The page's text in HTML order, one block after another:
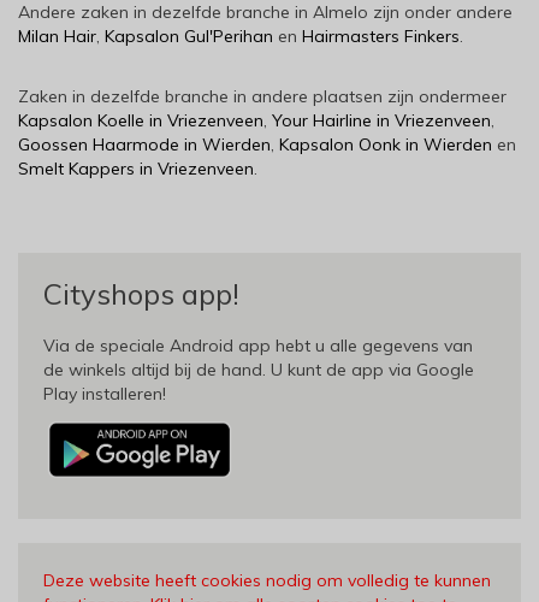
Andere zaken in dezelfde branche in Almelo zijn onder andere
Milan Hair, Kapsalon Gul'Perihan en Hairmasters Finkers.
Zaken in dezelfde branche in andere plaatsen zijn ondermeer
Kapsalon Koelle in Vriezenveen, Your Hairline in Vriezenveen,
Goossen Haarmode in Wierden, Kapsalon Oonk in Wierden en
Smelt Kappers in Vriezenveen.
Cityshops app!
Via de speciale Android app hebt u alle gegevens van
de winkels altijd bij de hand. U kunt de app via Google
Play installeren!
Deze website heeft cookies nodig om volledig te kunnen